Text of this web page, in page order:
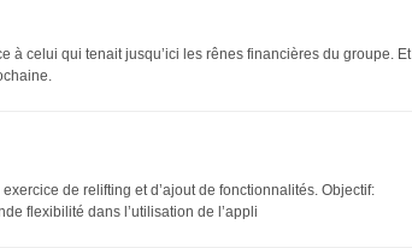
à celui qui tenait jusqu’ici les rênes financières du groupe. Et
de relifting et d’ajout de fonctionnalités. Objectif:
flexibilité dans l’utilisation de l’appli